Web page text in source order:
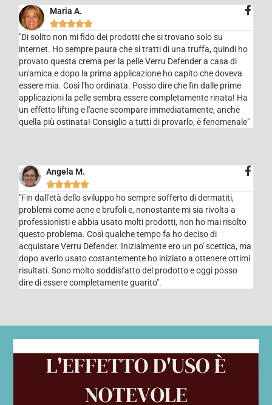
Maria A.

"Di solito non mi fido dei prodotti che si trovano solo su
internet. Ho sempre paura che si tratti di una truffa, quindi ho
provato questa crema per la pelle Verru Defender a casa di
un'amica e dopo la prima applicazione ho capito che doveva
essere mia. Così l'ho ordinata. Posso dire che fin dalle prime
applicazioni la pelle sembra essere completamente rinata! Ha
un effetto lifting e l'acne scompare immediatamente, anche
quella più ostinata! Consiglio a tutti di provarlo, è fenomenale"
Angela M.

"Fin dall'età dello sviluppo ho sempre sofferto di dermatiti,
problemi come acne e brufoli e, nonostante mi sia rivolta a
professionisti e abbia usato molti prodotti, non ho mai risolto
questo problema. Così qualche tempo fa ho deciso di
acquistare Verru Defender. Inizialmente ero un po' scettica, ma
dopo averlo usato costantemente ho iniziato a ottenere ottimi
risultati. Sono molto soddisfatto del prodotto e oggi posso
dire di essere completamente guarito".